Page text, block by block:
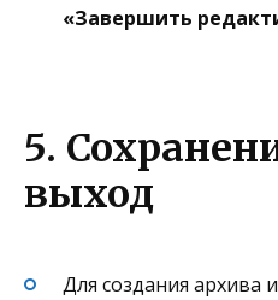
«Завершить
5.
выход
Для создания архива